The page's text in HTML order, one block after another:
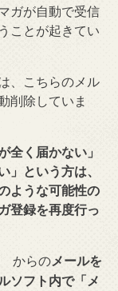
ガが自動で受信
ことが起きてい
、こちらのメル
削除していま
全く届かない」
」という方は、
ような可能性の
登録を再度行っ
からのメールを
ソフト内で「メ